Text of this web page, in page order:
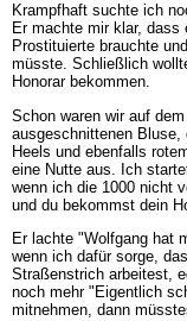
Krampfhaft suchte ich
Er machte mir klar, dass
Prostituierte brauchte
müsste. Schließlich
Honorar bekommen.
Schon waren wir auf
ausgeschnittenen Bluse,
Heels und ebenfalls
eine Nutte aus. Ich
wenn ich die 1000 nicht
und du bekommst dein
Er lachte "Wolfgang hat
wenn ich dafür sorge,
Straßenstrich arbeitest,
noch mehr "Eigentlich
mitnehmen, dann